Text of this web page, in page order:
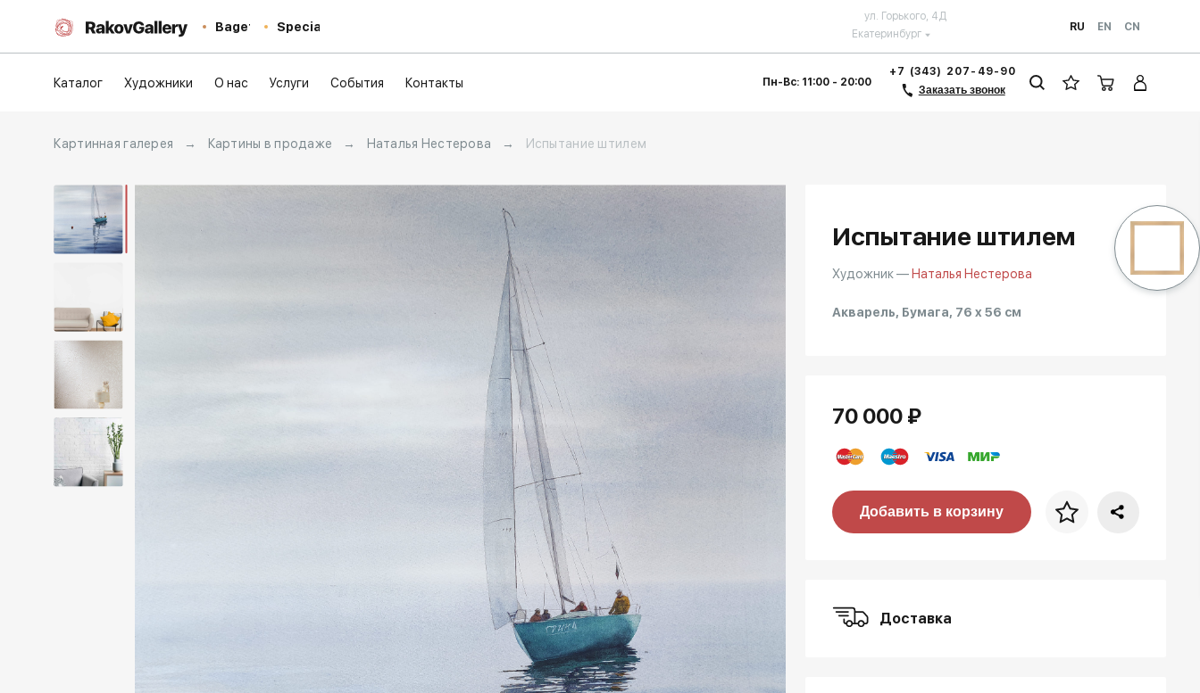
Baget Special Екатеринбург
ул. Горького, 4Д
RU
EN CN
Каталог Художники О нас Услуги События Контакты Пн-Вс: 11:00 - 20:00
+7 (343) 207-49-90
Заказать звонок
Картинная галерея → Картины в продаже → Наталья Нестерова → Испытание штилем
Испытание штилем
Художник — Наталья Нестерова
Акварель, Бумага, 76 x 56 см
70 000 ₽
Цена за багет
Добавить в корзину
Доставка